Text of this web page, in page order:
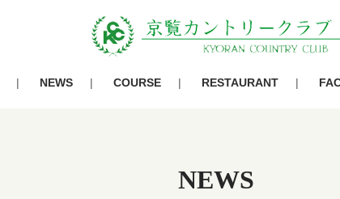
NEWS COURSE RESTAURANT
NEWS